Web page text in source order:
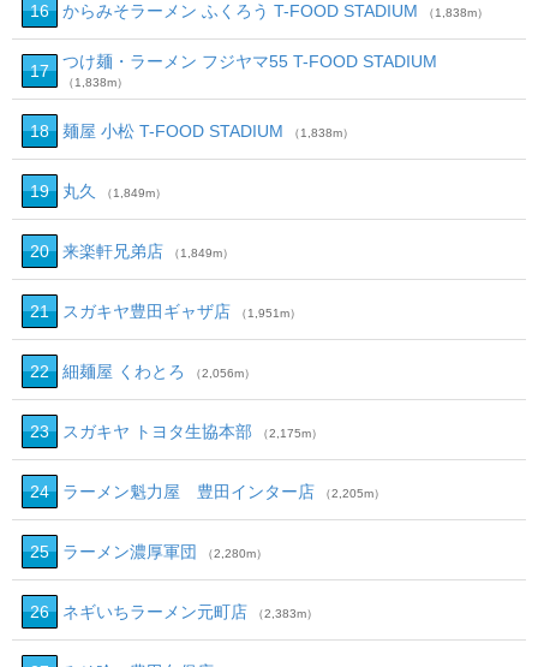
16 からみそラーメン ふくろう T-FOOD STADIUM （1,838m）
17 つけ麺・ラーメン フジヤマ55 T-FOOD STADIUM
（1,838m）
18 麺屋 小松 T-FOOD STADIUM （1,838m）
19 丸久 （1,849m）
20 来楽軒兄弟店 （1,849m）
21 スガキヤ豊田ギャザ店 （1,951m）
22 細麺屋 くわとろ （2,056m）
23 スガキヤ トヨタ生協本部 （2,175m）
24 ラーメン魁力屋 豊田インター店 （2,205m）
25 ラーメン濃厚軍団 （2,280m）
26 ネギいちラーメン元町店 （2,383m）